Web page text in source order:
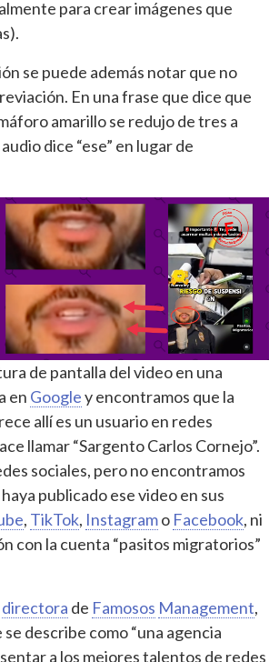
para crear imágenes que
se puede además notar que no
En una frase que dice que
amarillo se redujo de tres a
audio dice “ese” en lugar de
de pantalla del video en una
en Googley encontramos que la
allí es un usuario en redes
llamar “Sargento Carlos Cornejo”.
sociales, pero no encontramos
publicado ese video en sus
, TikTok, Instagramo Facebook, ni
con la cuenta “pasitos migratorios”
directora de Famosos Management,
describe como “una agencia
a los mejores talentos de redes